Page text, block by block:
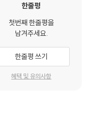
습니다.
거의 참을 수 없는 지경에
시달릴 바에야 가죽이 찢
늘 위에서 구름이 지그시 내
로부터 괴롭힘 당하는 공을
한줄평
첫번째 한줄평을
남겨주세요.
한줄평 쓰기
혜택 및 유의사항